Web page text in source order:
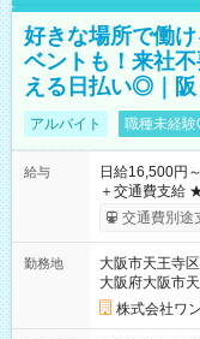
好きな場所で働
ベントも！来社
える日払い◎｜阪
アルバイト 職種未経験
給与
日給16,500円～
＋交通費支給 ★交通費全額支給！ ★日払いOK！（規定あり） ┗
働いたその日
交通費別途
勤務地
大阪市天王寺区
大阪府大阪市
株式会社ワ